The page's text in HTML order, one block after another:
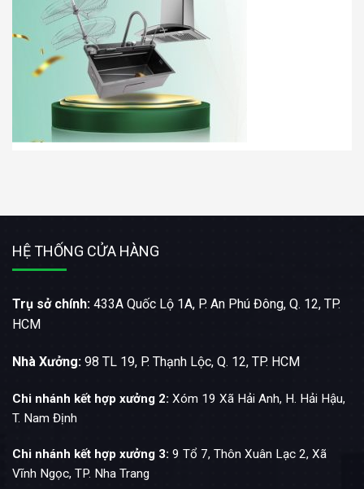
HỆ THỐNG CỬA HÀNG
Trụ sở chính: 433A Quốc Lộ 1A, P. An Phú Đông, Q. 12, TP.
HCM
Nhà Xưởng: 98 TL 19, P. Thạnh Lộc, Q. 12, TP. HCM
Chi nhánh kết hợp xưởng 2: Xóm 19 Xã Hải Anh, H. Hải Hậu,
T. Nam Định
Chi nhánh kết hợp xưởng 3: 9 Tổ 7, Thôn Xuân Lạc 2, Xã
Vĩnh Ngọc, TP. Nha Trang